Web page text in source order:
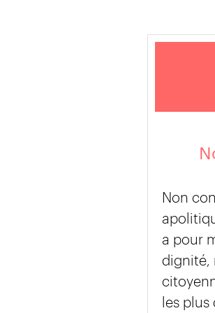
Non
a pour
dignité,
les plus